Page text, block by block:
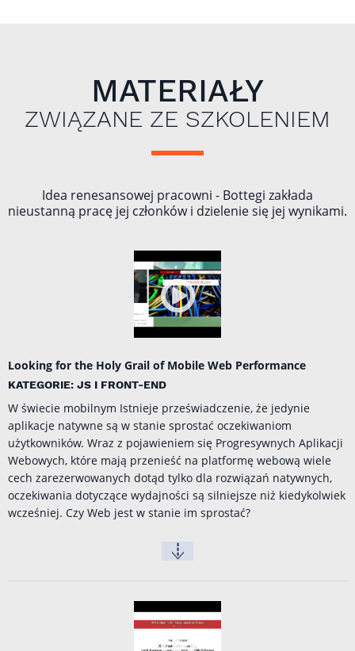
MATERIAŁY
ZWIĄZANE ZE SZKOLENIEM
Idea renesansowej pracowni - Bottegi zakłada
nieustanną pracę jej członków i dzielenie się jej wynikami.
Looking for the Holy Grail of Mobile Web Performance
KATEGORIE: JS I FRONT-END
W świecie mobilnym Istnieje przeświadczenie, że jedynie
aplikacje natywne są w stanie sprostać oczekiwaniom
użytkowników. Wraz z pojawieniem się Progresywnych Aplikacji
Webowych, które mają przenieść na platformę webową wiele
cech zarezerwowanych dotąd tylko dla rozwiązań natywnych,
oczekiwania dotyczące wydajności są silniejsze niż kiedykolwiek
wcześniej. Czy Web jest w stanie im sprostać?